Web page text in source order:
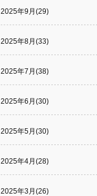
2025年9月(29)
2025年8月(33)
2025年7月(38)
2025年6月(30)
2025年5月(30)
2025年4月(28)
2025年3月(26)